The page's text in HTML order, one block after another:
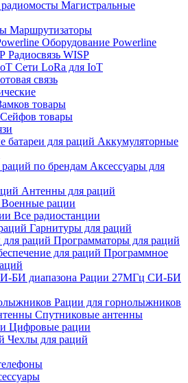
Магистральные
Маршрутизаторы
Оборудование Powerline
Радиосвязь WISP
Сети LoRa для IoT
связь
товары
Сейфов товары
Аккумуляторные
Аксессуары для
Антенны для раций
Военные рации
Все радиостанции
Гарнитуры для раций
Программаторы для раций
Программное
Рации 27МГц СИ-БИ
Рации для горнолыжников
Спутниковые антенны
Цифровые рации
Чехлы для раций